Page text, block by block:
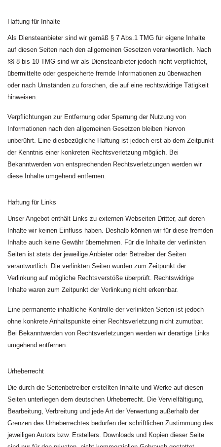
Haftung für Inhalte
Als Diensteanbieter sind wir gemäß § 7 Abs.1 TMG für eigene Inhalte
auf diesen Seiten nach den allgemeinen Gesetzen verantwortlich. Nach
§§ 8 bis 10 TMG sind wir als Diensteanbieter jedoch nicht verpflichtet,
übermittelte oder gespeicherte fremde Informationen zu überwachen
oder nach Umständen zu forschen, die auf eine rechtswidrige Tätigkeit
hinweisen.
Verpflichtungen zur Entfernung oder Sperrung der Nutzung von
Informationen nach den allgemeinen Gesetzen bleiben hiervon
unberührt. Eine diesbezügliche Haftung ist jedoch erst ab dem Zeitpunkt
der Kenntnis einer konkreten Rechtsverletzung möglich. Bei
Bekanntwerden von entsprechenden Rechtsverletzungen werden wir
diese Inhalte umgehend entfernen.
Haftung für Links
Unser Angebot enthält Links zu externen Webseiten Dritter, auf deren
Inhalte wir keinen Einfluss haben. Deshalb können wir für diese fremden
Inhalte auch keine Gewähr übernehmen. Für die Inhalte der verlinkten
Seiten ist stets der jeweilige Anbieter oder Betreiber der Seiten
verantwortlich. Die verlinkten Seiten wurden zum Zeitpunkt der
Verlinkung auf mögliche Rechtsverstöße überprüft. Rechtswidrige
Inhalte waren zum Zeitpunkt der Verlinkung nicht erkennbar.
Eine permanente inhaltliche Kontrolle der verlinkten Seiten ist jedoch
ohne konkrete Anhaltspunkte einer Rechtsverletzung nicht zumutbar.
Bei Bekanntwerden von Rechtsverletzungen werden wir derartige Links
umgehend entfernen.
Urheberrecht
Die durch die Seitenbetreiber erstellten Inhalte und Werke auf diesen
Seiten unterliegen dem deutschen Urheberrecht. Die Vervielfältigung,
Bearbeitung, Verbreitung und jede Art der Verwertung außerhalb der
Grenzen des Urheberrechtes bedürfen der schriftlichen Zustimmung des
jeweiligen Autors bzw. Erstellers. Downloads und Kopien dieser Seite